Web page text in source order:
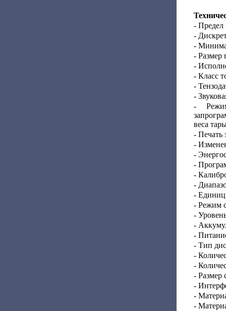
- Предел
-
-
- Размер
-
- Класс
-
-
-
веса
- Печать
-
-
-
-
-
-
- Режим
-
-
-
- Тип
-
-
- Размер
-
-
-